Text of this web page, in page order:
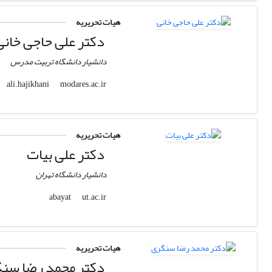
هیات تحریریه
دکتر علی حاجی
دانشیار دانشگاه تربیت مدرس
ali.hajikhani
modares.ac.ir
هیات تحریریه
دکتر علی بیات
دانشیار دانشگاه تهران
abayat
ut.ac.ir
هیات تحریریه